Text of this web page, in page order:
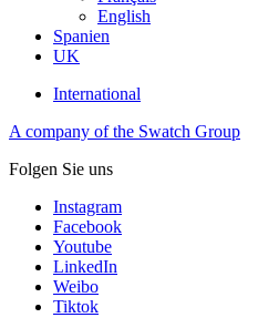
English
Spanien
UK
International
A company of the Swatch Group
Folgen Sie uns
Instagram
Facebook
Youtube
LinkedIn
Weibo
Tiktok